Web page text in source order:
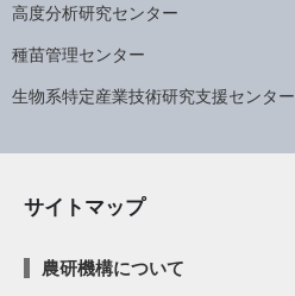
高度分析研究センター
種苗管理センター
生物系特定産業技術研究支援センター
サイトマップ
農研機構について